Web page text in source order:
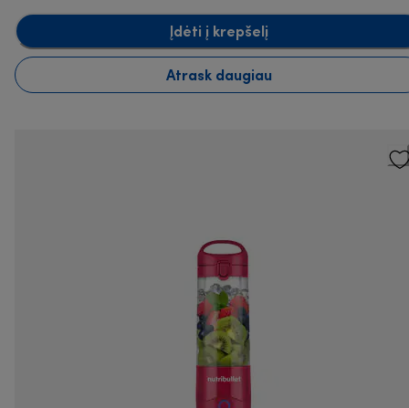
Įdėti į krepšelį
Atrask daugiau